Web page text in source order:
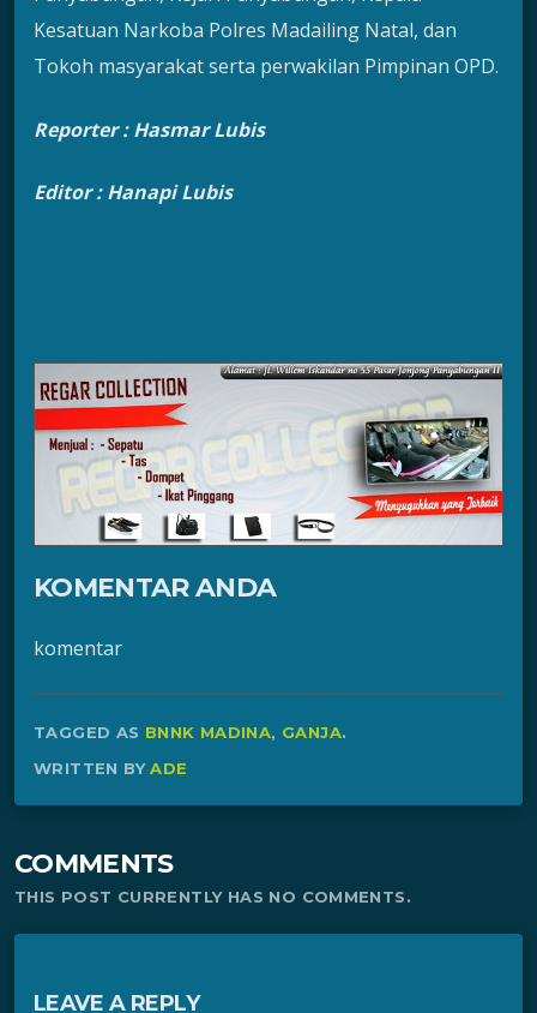
Kesatuan Narkoba Polres Madailing Natal, dan
Tokoh masyarakat serta perwakilan Pimpinan OPD.
Reporter : Hasmar Lubis
Editor : Hanapi Lubis
KOMENTAR ANDA
komentar
TAGGED AS BNNK MADINA, GANJA.
WRITTEN BYADE
COMMENTS
THIS POST CURRENTLY HAS NO COMMENTS.
LEAVE A REPLY